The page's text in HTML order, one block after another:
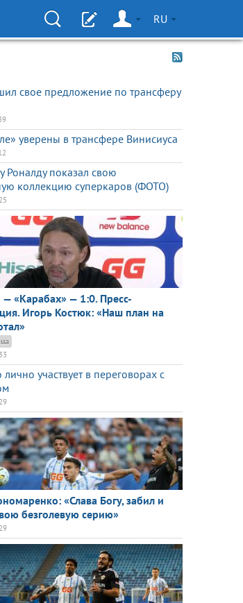
RU
свое предложение по трансферу
уверены в трансфере Винисиуса
Роналду показал свою
коллекцию суперкаров (ФОТО)
«Карабах» — 1:0. Пресс-
Игорь Костюк: «Наш план на
участвует в переговорах с
«Слава Богу, забил и
безголевую серию»